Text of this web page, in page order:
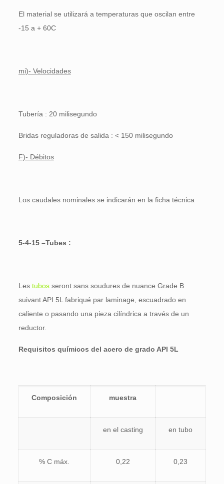
El material se utilizará a temperaturas que oscilan entre
-15 a + 60C
mi)- Velocidades
Tubería : 20 milisegundo
Bridas reguladoras de salida : < 150 milisegundo
F)- Débitos
Los caudales nominales se indicarán en la ficha técnica
5-4-15 –Tubes :
Les tubos seront sans soudures de nuance Grade B
suivant API 5L fabriqué par laminage, escuadrado en
caliente o pasando una pieza cilíndrica a través de un
reductor.
Requisitos químicos del acero de grado API 5L
Composición muestra
en el casting en tubo
% C máx. 0,22 0,23